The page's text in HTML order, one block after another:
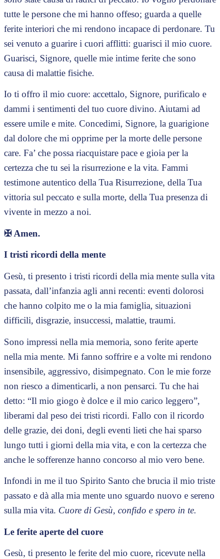
tutte le persone che mi hanno offeso; guarda a quelle
ferite interiori che mi rendono incapace di perdonare. Tu
sei venuto a guarire i cuori afflitti: guarisci il mio cuore.
Guarisci, Signore, quelle mie intime ferite che sono
causa di malattie fisiche.
Io ti offro il mio cuore: accettalo, Signore, purificalo e
dammi i sentimenti del tuo cuore divino. Aiutami ad
essere umile e mite. Concedimi, Signore, la guarigione
dal dolore che mi opprime per la morte delle persone
care. Fa’ che possa riacquistare pace e gioia per la
certezza che tu sei la risurrezione e la vita. Fammi
testimone autentico della Tua Risurrezione, della Tua
vittoria sul peccato e sulla morte, della Tua presenza di
vivente in mezzo a noi.
✠ Amen.
I tristi ricordi della mente
Gesù, ti presento i tristi ricordi della mia mente sulla vita
passata, dall’infanzia agli anni recenti: eventi dolorosi
che hanno colpito me o la mia famiglia, situazioni
difficili, disgrazie, insuccessi, malattie, traumi.
Sono impressi nella mia memoria, sono ferite aperte
nella mia mente. Mi fanno soffrire e a volte mi rendono
insensibile, aggressivo, disimpegnato. Con le mie forze
non riesco a dimenticarli, a non pensarci. Tu che hai
detto: “Il mio giogo è dolce e il mio carico leggero”,
liberami dal peso dei tristi ricordi. Fallo con il ricordo
delle grazie, dei doni, degli eventi lieti che hai sparso
lungo tutti i giorni della mia vita, e con la certezza che
anche le sofferenze hanno concorso al mio vero bene.
Infondi in me il tuo Spirito Santo che brucia il mio triste
passato e dà alla mia mente uno sguardo nuovo e sereno
sulla mia vita. Cuore di Gesù, confido e spero in te.
Le ferite aperte del cuore
Gesù, ti presento le ferite del mio cuore, ricevute nella